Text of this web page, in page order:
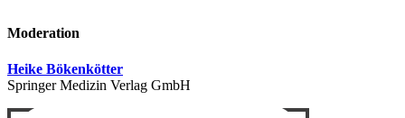
Moderation
Heike Bökenkötter
Springer Medizin Verlag GmbH